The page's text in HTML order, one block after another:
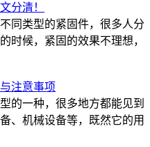
分清！
类型的紧固件，很多人分
时候，紧固的效果不理想，
注意事项
一种，很多地方都能见到
、机械设备等，既然它的用